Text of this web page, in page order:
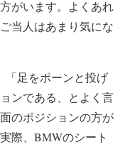
がいます。よくあれ
当人はあまり気にな
「足をポーンと投げ
ンである、とよく言
のポジションの方が
際、BMWのシート